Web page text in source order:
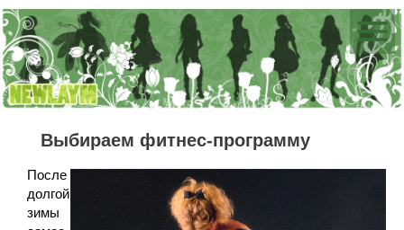
Выбираем фитнес-программу
После
долгой
зимы